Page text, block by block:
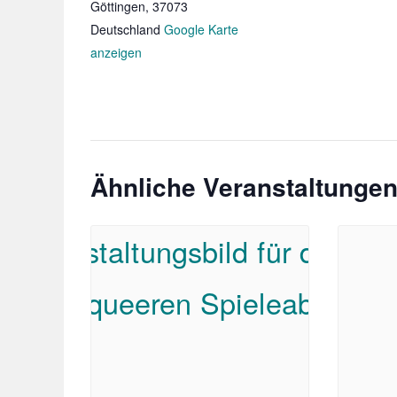
Göttingen, 37073
Deutschland Google Karte
anzeigen
Ähnliche Veranstaltungen